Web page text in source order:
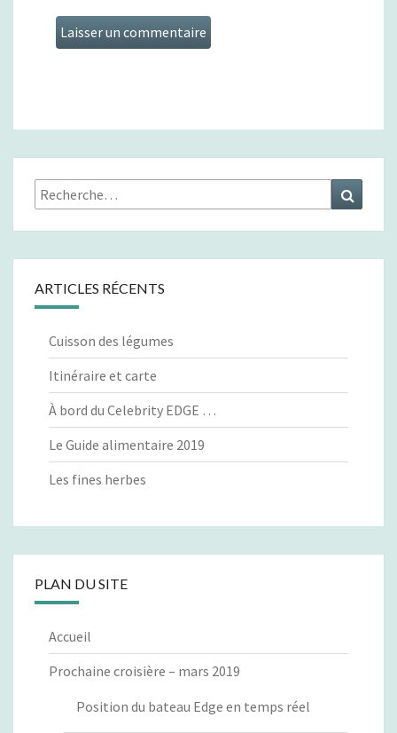
Rechercher :
ARTICLES RÉCENTS
Cuisson des légumes
Itinéraire et carte
À bord du Celebrity EDGE …
Le Guide alimentaire 2019
Les fines herbes
PLAN DU SITE
Accueil
Prochaine croisière – mars 2019
Position du bateau Edge en temps réel